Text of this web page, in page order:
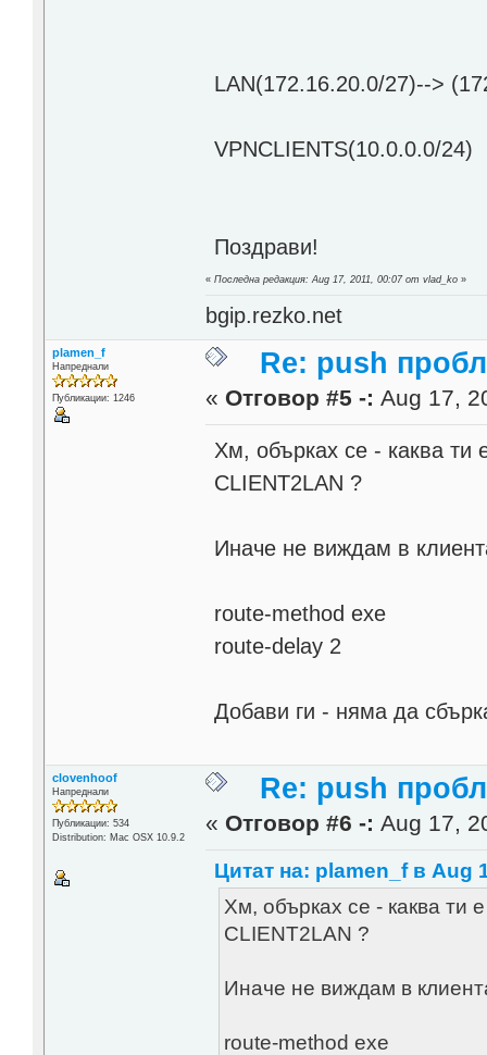
LAN(172.16.20.0/27)-->
VPNCLIENTS(10.0.0.0/24)
Поздрави!
«Последна редакция: Aug 17, 2011, 00:07 от vlad_ko »
bgip.rezko.net
plamen_f
Напреднали
Публикации: 1246
Re: push
« Отговор #5 -: Aug 17,
Хм, обърках се - каква ти
CLIENT2LAN ?
Иначе не виждам в
route-method exe
route-delay 2
Добави ги - няма да
clovenhoof
Напреднали
Публикации: 534
Distribution: Mac OSX 10.9.2
Re: push
« Отговор #6 -: Aug 17,
Цитат на: plamen_f в Aug
Хм, обърках се - каква ти
CLIENT2LAN ?
Иначе не виждам в
route-method exe